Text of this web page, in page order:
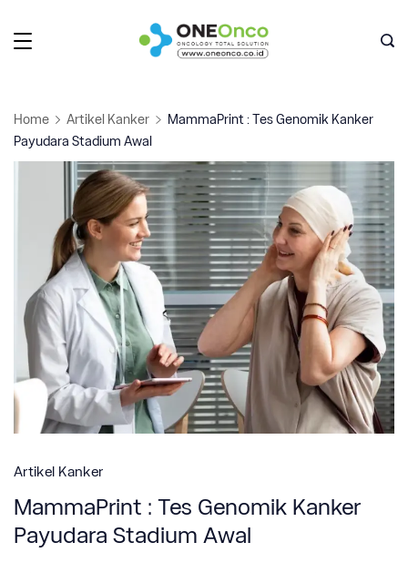
to
Home Artikel Kanker
MammaPrint : Tes Genomik Kanker
Payudara Stadium Awal
Artikel Kanker
MammaPrint : Tes Genomik Kanker
Payudara Stadium Awal